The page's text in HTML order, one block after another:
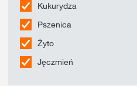
Kukurydza
Pszenica
Żyto
Jęczmień